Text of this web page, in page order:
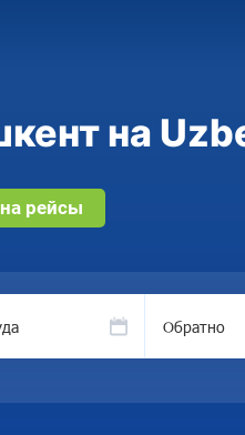
на
рейсы
Обратно